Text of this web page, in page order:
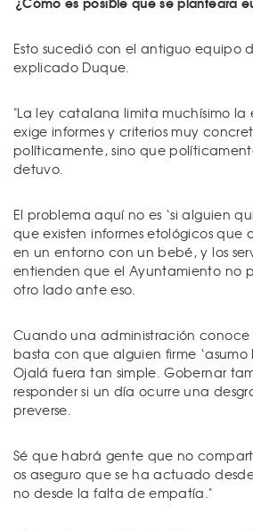
Esto sucedió con el antiguo equipo
explicado Duque.
"La ley catalana limita muchísimo
exige informes y criterios muy
políticamente, sino que
detuvo.
El problema aquí no es ‘si alguien
que existen informes etológicos que
en un entorno con un bebé, y los
entienden que el Ayuntamiento no
otro lado ante eso.
Cuando una administración conoce
basta con que alguien firme ‘asumo
Ojalá fuera tan simple. Gobernar
responder si un día ocurre una
preverse.
Sé que habrá gente que no
os aseguro que se ha actuado
no desde la falta de empatía."